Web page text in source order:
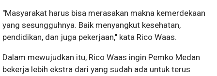
"Masyarakat harus bisa merasakan makna kemerdekaan
yang sesungguhnya. Baik menyangkut kesehatan,
pendidikan, dan juga pekerjaan," kata Rico Waas.
Dalam mewujudkan itu, Rico Waas ingin Pemko Medan
bekerja lebih ekstra dari yang sudah ada untuk terus